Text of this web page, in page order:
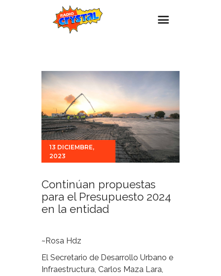
Estaciones
Eventos
Promociones
Noticias
Para ti
Contacto
13 DICIEMBRE,
2023
Continúan propuestas
para el Presupuesto 2024
en la entidad
~Rosa Hdz
El Secretario de Desarrollo Urbano e
Infraestructura, Carlos Maza Lara,